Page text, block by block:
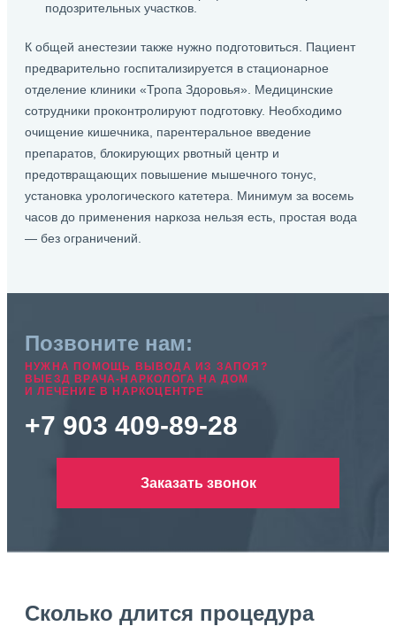
подозрительных участков.
К общей анестезии также нужно подготовиться. Пациент
предварительно госпитализируется в стационарное
отделение клиники «Тропа Здоровья». Медицинские
сотрудники проконтролируют подготовку. Необходимо
очищение кишечника, парентеральное введение
препаратов, блокирующих рвотный центр и
предотвращающих повышение мышечного тонус,
установка урологического катетера. Минимум за восемь
часов до применения наркоза нельзя есть, простая вода
— без ограничений.
Позвоните нам:
НУЖНА ПОМОЩЬ ВЫВОДА ИЗ ЗАПОЯ?
ВЫЕЗД ВРАЧА-НАРКОЛОГА НА ДОМ
И ЛЕЧЕНИЕ В НАРКОЦЕНТРЕ
+7 903 409-89-28
Заказать звонок
Сколько длится процедура